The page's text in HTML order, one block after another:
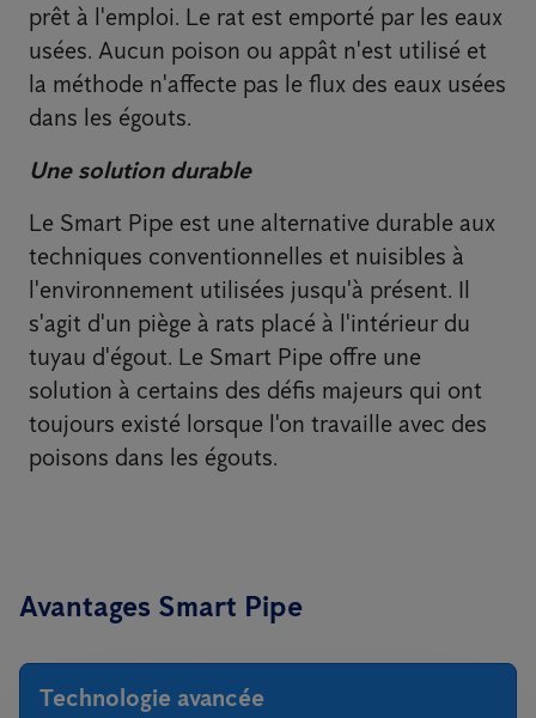
prêt à l'emploi. Le rat est emporté par les eaux
usées. Aucun poison ou appât n'est utilisé et
la méthode n'affecte pas le flux des eaux usées
dans les égouts.
Une solution durable
Le Smart Pipe est une alternative durable aux
techniques conventionnelles et nuisibles à
l'environnement utilisées jusqu'à présent. Il
s'agit d'un piège à rats placé à l'intérieur du
tuyau d'égout. Le Smart Pipe offre une
solution à certains des défis majeurs qui ont
toujours existé lorsque l'on travaille avec des
poisons dans les égouts.
Avantages Smart Pipe
Technologie avancée